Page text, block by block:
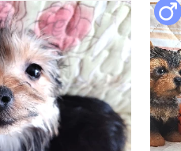
　　　　　　　　　　　　　　　
い疾病は対象外。引き渡し時点
検査（進行性網膜萎縮症）クリ
ります。
病
た場合（夜泣き・トイレの失敗・
ト